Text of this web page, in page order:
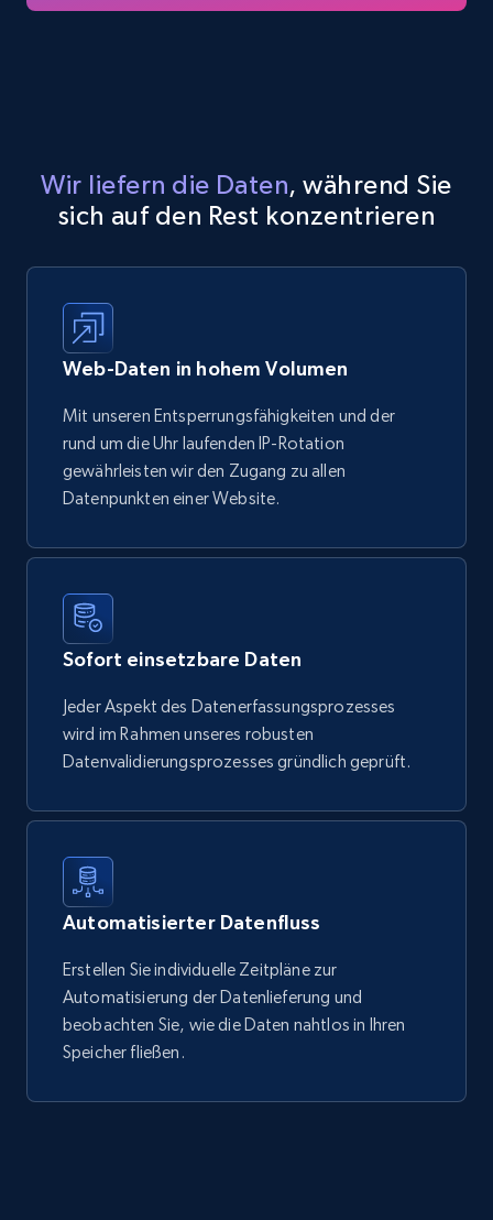
Wir liefern die Daten, während Sie
sich auf den Rest konzentrieren
Web-Daten in hohem Volumen
Mit unseren Entsperrungsfähigkeiten und der
rund um die Uhr laufenden IP-Rotation
gewährleisten wir den Zugang zu allen
Datenpunkten einer Website.
Sofort einsetzbare Daten
Jeder Aspekt des Datenerfassungsprozesses
wird im Rahmen unseres robusten
Datenvalidierungsprozesses gründlich geprüft.
Automatisierter Datenfluss
Erstellen Sie individuelle Zeitpläne zur
Automatisierung der Datenlieferung und
beobachten Sie, wie die Daten nahtlos in Ihren
Speicher fließen.